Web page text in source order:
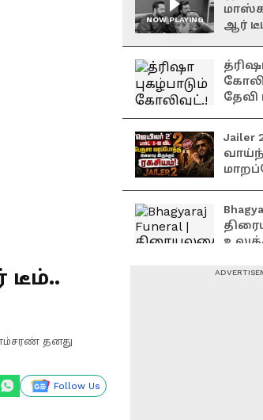
டீம்..
தனது
Follow Us
NOW PLAYING
ஆர் டீம்..
தேவி
கே.